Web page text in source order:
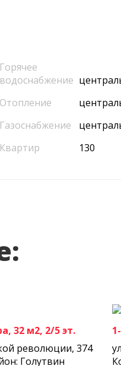
Горячее
водоснабжение
Отопление
Газоснабжение
Квартир
130
32 м2, 2/5 эт.
революции, 374
Голутвин